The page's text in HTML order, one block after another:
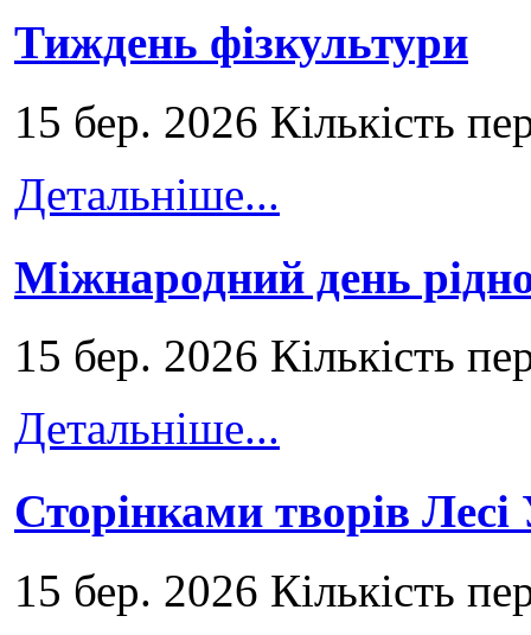
Тиждень фізкультури
15 бер. 2026 Кількість
Детальніше...
Міжнародний день
15 бер. 2026 Кількість
Детальніше...
Сторінками творів
15 бер. 2026 Кількість